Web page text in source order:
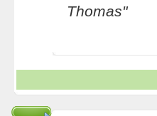
Thomas"